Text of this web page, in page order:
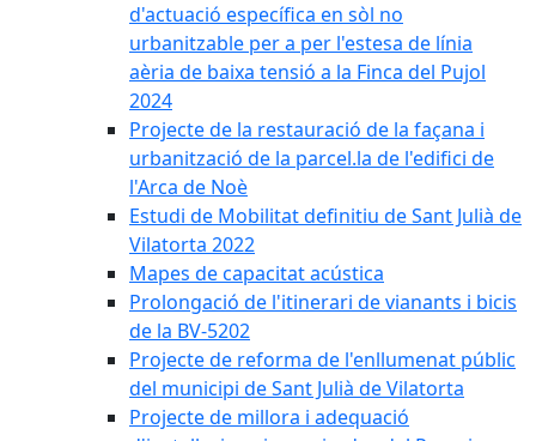
d'actuació específica en sòl no
urbanitzable per a per l'estesa de línia
aèria de baixa tensió a la Finca del Pujol
2024
Projecte de la restauració de la façana i
urbanització de la parcel.la de l'edifici de
l'Arca de Noè
Estudi de Mobilitat definitiu de Sant Julià de
Vilatorta 2022
Mapes de capacitat acústica
Prolongació de l'itinerari de vianants i bicis
de la BV-5202
Projecte de reforma de l'enllumenat públic
del municipi de Sant Julià de Vilatorta
Projecte de millora i adequació